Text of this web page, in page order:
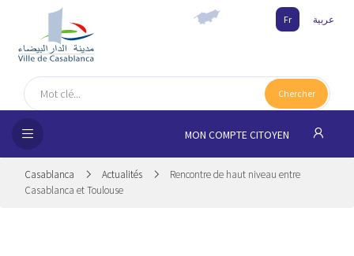
Fr عربية
Chercher
MON COMPTE CITOYEN
Casablanca Actualités
Rencontre de haut niveau entre
Casablanca et Toulouse